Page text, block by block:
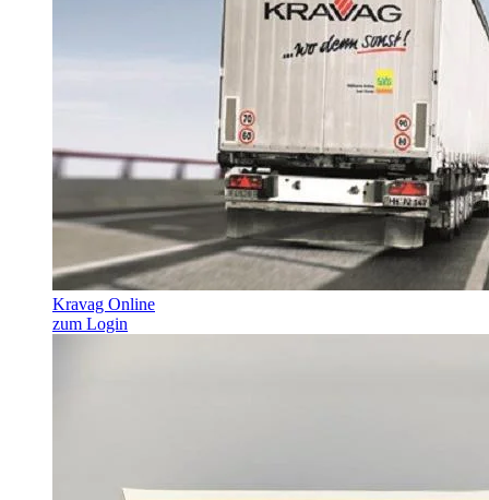
Kravag Online
zum Login